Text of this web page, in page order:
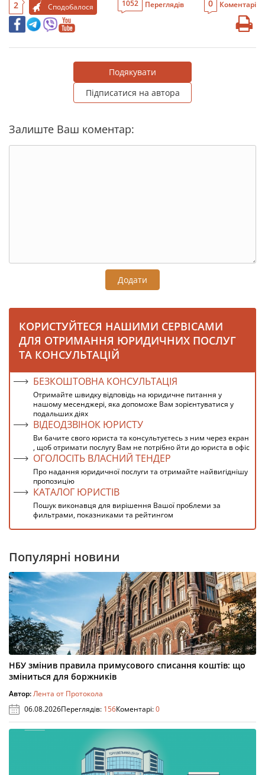
2 Сподобалося 1052 Переглядів 0 Коментарі
Подякувати
Підписатися на автора
Залиште Ваш коментар:
Додати
КОРИСТУЙТЕСЯ НАШИМИ СЕРВІСАМИ
ДЛЯ ОТРИМАННЯ ЮРИДИЧНИХ ПОСЛУГ
ТА КОНСУЛЬТАЦІЙ
БЕЗКОШТОВНА КОНСУЛЬТАЦІЯ
Отримайте швидку відповідь на юридичне питання у
нашому месенджері, яка допоможе Вам зорієнтуватися у
подальших діях
ВІДЕОДЗВІНОК ЮРИСТУ
Ви бачите свого юриста та консультуєтесь з ним через екран
, щоб отримати послугу Вам не потрібно йти до юриста в офіс
ОГОЛОСІТЬ ВЛАСНИЙ ТЕНДЕР
Про надання юридичної послуги та отримайте найвигіднішу
пропозицію
КАТАЛОГ ЮРИСТІВ
Пошук виконавця для вирішення Вашої проблеми за
фильтрами, показниками та рейтингом
Популярні новини
НБУ змінив правила примусового списання коштів: що
зміниться для боржників
Автор:Лента от Протокола
06.08.2026Переглядів: 156Коментарі:0